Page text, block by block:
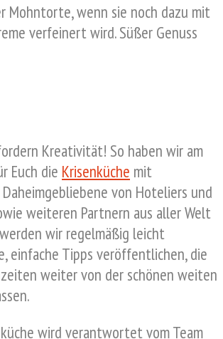
Mohntorte, wenn sie noch dazu mit
verfeinert wird. Süßer Genuss
Kreativität! So haben wir am
Euch die Krisenküche mit
von Hoteliers und
weiteren Partnern aus aller Welt
wir regelmäßig leicht
einfache Tipps veröffentlichen, die
weiter von der schönen weiten
wird verantwortet vom Team